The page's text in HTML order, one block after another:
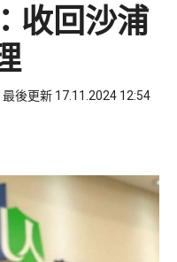
收回沙浦
最後更新 17.11.2024 12:54